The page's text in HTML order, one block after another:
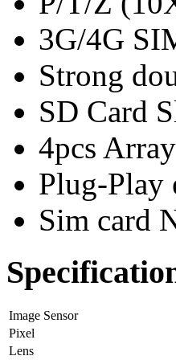
3G/4G
Strong
SD Card
4pcs
Plug-Play
Sim card
Image Sensor
Pixel
Lens